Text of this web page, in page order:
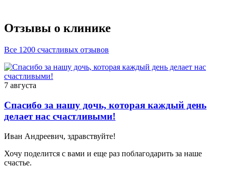
Отзывы о клинике
Все 1200 счастливых отзывов
7 августа
Спасибо за нашу дочь, которая каждый день
делает нас счастливыми!
Иван Андреевич, здравствуйте!
Хочу поделится с вами и еще раз поблагодарить за наше
счастье.